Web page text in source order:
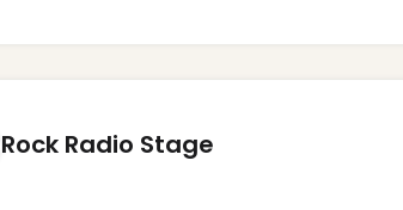
Rock Radio Stage